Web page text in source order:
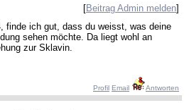
[Beitrag Admin melden]
finde ich gut, dass du weisst, was deine
sehen möchte. Da liegt wohl an
zur Sklavin.
Profil Email Antworten